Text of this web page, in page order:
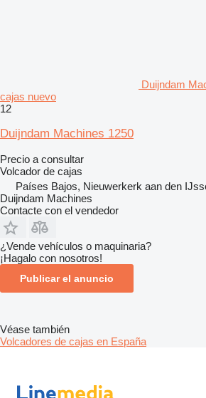
Duijndam
cajas nuevo
12
Duijndam Machines 1250
Precio a consultar
Volcador de cajas
Países Bajos, Nieuwerkerk aan den
Duijndam Machines
Contacte con el vendedor
¿Vende vehículos o maquinaria?
¡Hagalo con nosotros!
Publicar el anuncio
Véase también
Volcadores de cajas en España